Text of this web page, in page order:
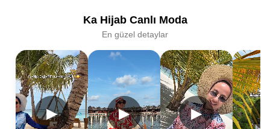
Ka Hijab Canlı Moda
En güzel detaylar
▶ ▶ ▶